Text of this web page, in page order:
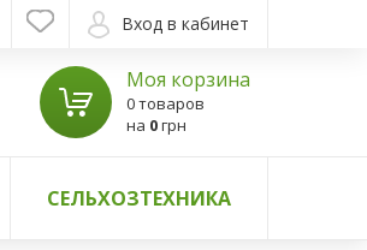
Вход в кабинет
Моя корзина
0 товаров
на 0грн
СЕЛЬХОЗТЕХНИКА